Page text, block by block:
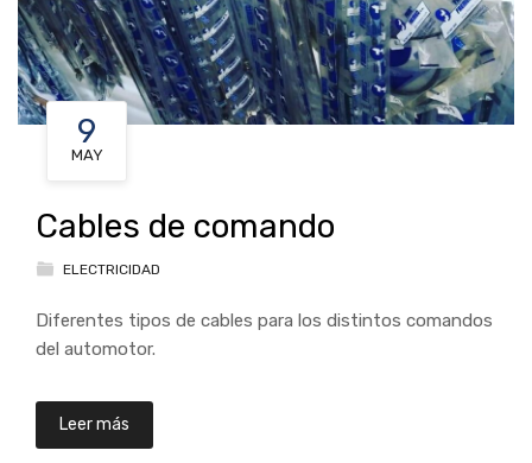
9
MAY
Cables de comando
ELECTRICIDAD
Diferentes tipos de cables para los distintos comandos
del automotor.
Leer más